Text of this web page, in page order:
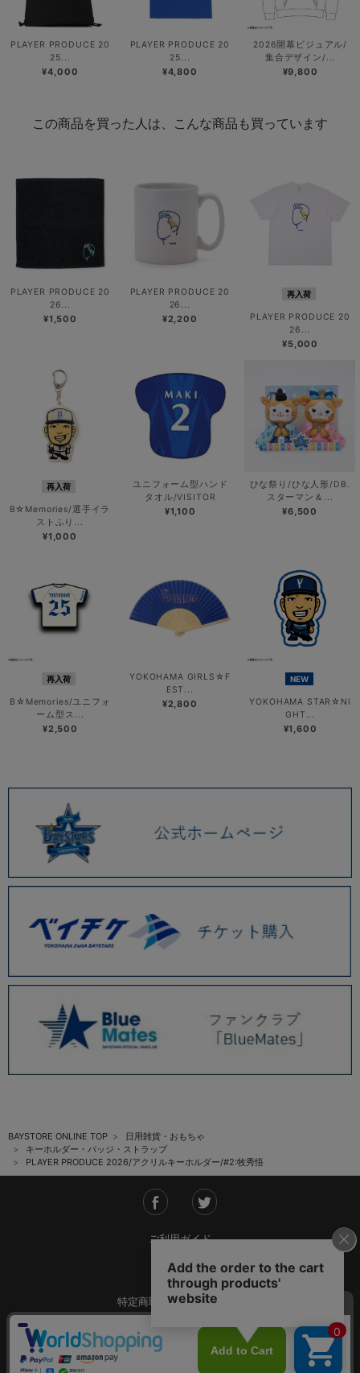
PLAYER PRODUCE 20
25...
¥4,000
PLAYER PRODUCE 20
25...
¥4,800
2026開幕ビジュアル/
集合デザイン/...
¥9,800
この商品を買った人は、こんな商品も買っています
PLAYER PRODUCE 20
26...
¥1,500
PLAYER PRODUCE 20
26...
¥2,200
再入荷
PLAYER PRODUCE 20
26...
¥5,000
再入荷
B☆Memories/選手イラ
ストふり...
¥1,000
ユニフォーム型ハンド
タオル/VISITOR
¥1,100
ひな祭り/ひな人形/DB.
スターマン＆...
¥6,500
再入荷
B☆Memories/ユニフォ
ーム型ス...
¥2,500
YOKOHAMA GIRLS☆F
EST...
¥2,800
NEW
YOKOHAMA STAR☆NI
GHT...
¥1,600
BAYSTORE ONLINE TOP
日用雑貨・おもちゃ
キーホルダー・バッジ・ストラップ
PLAYER PRODUCE 2026/アクリルキーホルダー/#2:牧秀悟
ご利用ガイド
会社概要
特定商取引法に基づく表記
ご利用規約